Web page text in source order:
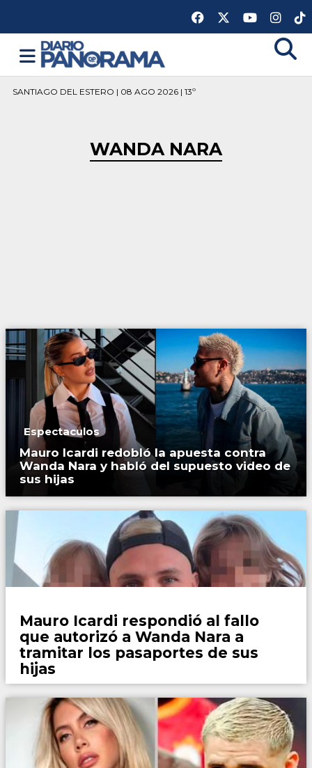
SANTIAGO DEL ESTERO | 08 AGO 2026 | 13º
WANDA NARA
Espectaculos
Mauro Icardi redobló la apuesta contra
Wanda Nara y habló del supuesto video de
sus hijas
Mauro Icardi respondió al fallo
que autorizó a Wanda Nara a
tramitar los pasaportes de sus
hijas